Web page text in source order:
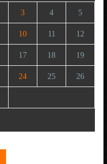
3 4 5
10 11 12
17 18 19
24 25 26